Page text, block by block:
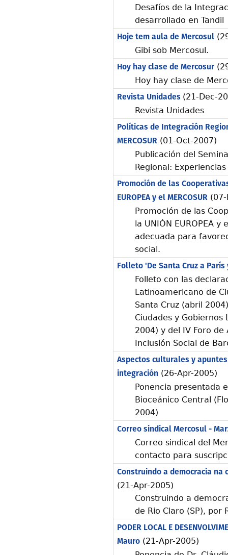
Desafíos de la
desarrollado en Tandil
Hoje tem aula de Mercosul
Gibi sob Mercosul.
Hoy hay clase de Mercosur
Hoy hay clase de
Revista Unidades (21-Dec-
Revista Unidades
Políticas de Integración
MERCOSUR (01-Oct-2007)
Publicación del
Regional: Experiencias
Promoción de las
EUROPEA y el MERCOSUR
Promoción de las
la UNIÓN EUROPEA y
adecuada para
social.
Folleto 'De Santa Cruz a
Folleto con las
Latinoamericano de
Santa Cruz (abril
Ciudades y Gobiernos
2004) y del IV Foro
Inclusión Social de
Aspectos culturales y
integración (26-Apr-2005)
Ponencia presentada
Bioceánico Central
2004)
Correo sindical Mercosul -
Correo sindical del
contacto para
Construindo a democracia na
(21-Apr-2005)
Construindo a
de Rio Claro (SP), por
PODER LOCAL E
Mauro(21-Apr-2005)